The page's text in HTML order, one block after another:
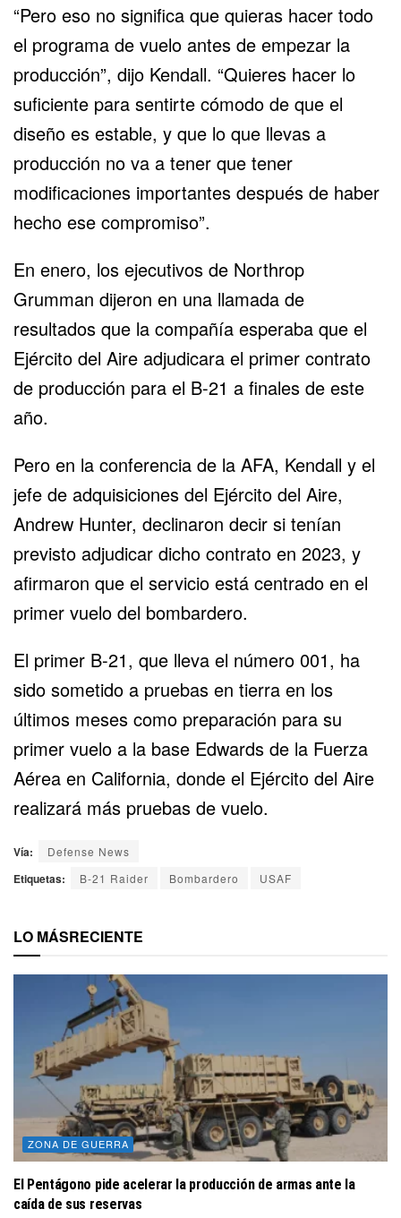
“Pero eso no significa que quieras hacer todo
el programa de vuelo antes de empezar la
producción”, dijo Kendall. “Quieres hacer lo
suficiente para sentirte cómodo de que el
diseño es estable, y que lo que llevas a
producción no va a tener que tener
modificaciones importantes después de haber
hecho ese compromiso”.
En enero, los ejecutivos de Northrop
Grumman dijeron en una llamada de
resultados que la compañía esperaba que el
Ejército del Aire adjudicara el primer contrato
de producción para el B-21 a finales de este
año.
Pero en la conferencia de la AFA, Kendall y el
jefe de adquisiciones del Ejército del Aire,
Andrew Hunter, declinaron decir si tenían
previsto adjudicar dicho contrato en 2023, y
afirmaron que el servicio está centrado en el
primer vuelo del bombardero.
El primer B-21, que lleva el número 001, ha
sido sometido a pruebas en tierra en los
últimos meses como preparación para su
primer vuelo a la base Edwards de la Fuerza
Aérea en California, donde el Ejército del Aire
realizará más pruebas de vuelo.
Vía: Defense News
Etiquetas: B-21 Raider Bombardero USAF
LO MÁSRECIENTE
ZONA DE GUERRA
El Pentágono pide acelerar la producción de armas ante la
caída de sus reservas